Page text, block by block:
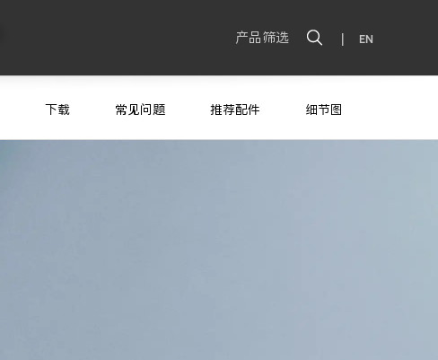
产品筛选 | EN
下载 常见问题 推荐配件 细节图